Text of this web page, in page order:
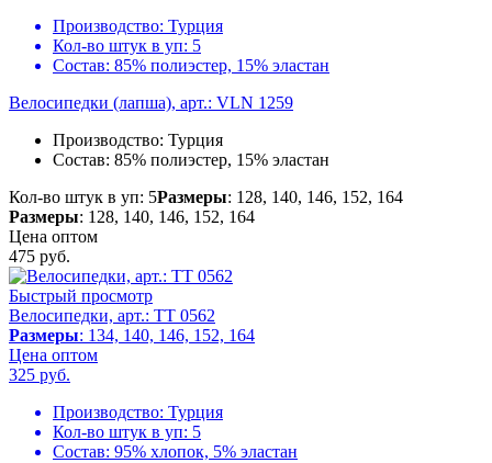
Производство: Турция
Кол-во штук в уп: 5
Состав: 85% полиэстер, 15% эластан
Велосипедки (лапша), арт.: VLN 1259
Производство: Турция
Состав: 85% полиэстер, 15% эластан
Кол-во штук в уп: 5Размеры: 128, 140, 146, 152, 164
Размеры: 128, 140, 146, 152, 164
Цена оптом
475 руб.
Быстрый просмотр
Велосипедки, арт.: TT 0562
Размеры: 134, 140, 146, 152, 164
Цена оптом
325 руб.
Производство: Турция
Кол-во штук в уп: 5
Состав: 95% хлопок, 5% эластан